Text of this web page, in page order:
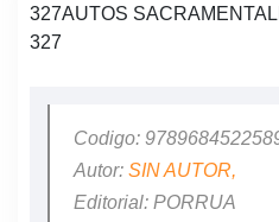
327AUTOS
327
Codigo:
Autor: SIN AUTOR,
Editorial: PORRUA